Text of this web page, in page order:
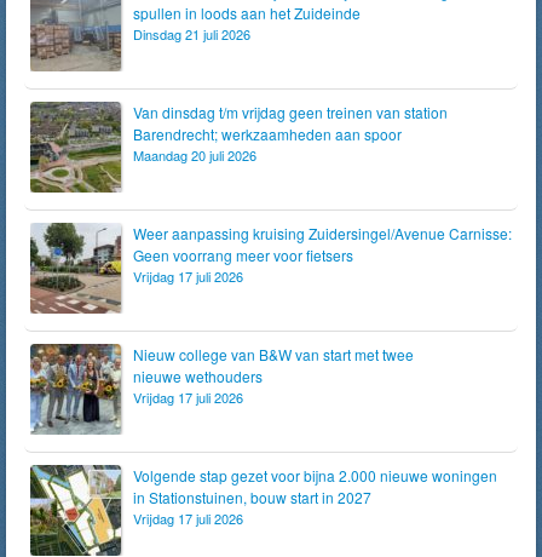
spullen in loods aan het Zuideinde
Dinsdag 21 juli 2026
Van dinsdag t/m vrijdag geen treinen van station
Barendrecht; werkzaamheden aan spoor
Maandag 20 juli 2026
Weer aanpassing kruising Zuidersingel/Avenue Carnisse:
Geen voorrang meer voor fietsers
Vrijdag 17 juli 2026
Nieuw college van B&W van start met twee
nieuwe wethouders
Vrijdag 17 juli 2026
Volgende stap gezet voor bijna 2.000 nieuwe woningen
in Stationstuinen, bouw start in 2027
Vrijdag 17 juli 2026